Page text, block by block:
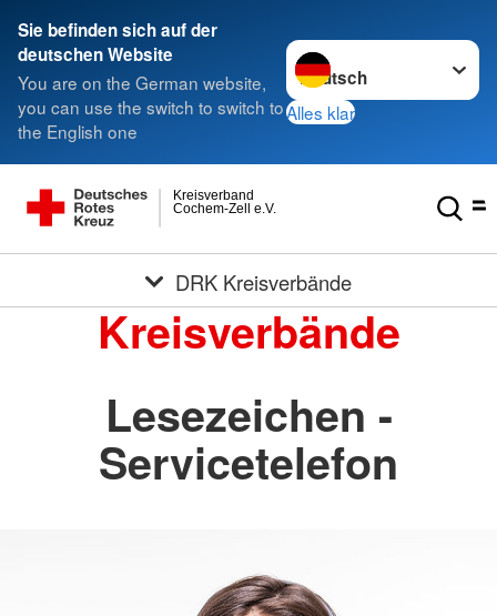
Sie befinden sich auf der
deutschen Website
You are on the German website,
you can use the switch to switch to
the English one
Sprache wechseln zu
Alles klar
Cochem-Zell e.V.
Kreisverband
DRK Kreisverbände
Kreisverbände
Lesezeichen -
Servicetelefon